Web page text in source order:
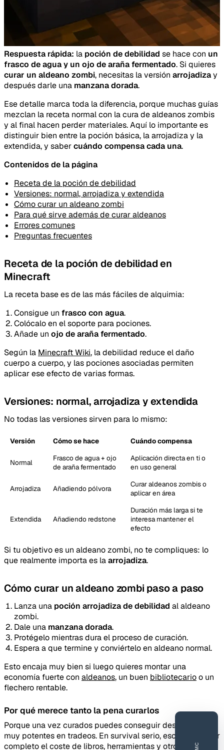
Respuesta rápida: la poción de debilidad se hace con un
frasco de agua y un ojo de araña fermentado. Si quieres
curar un aldeano zombi, necesitas la versión arrojadizay
después darle una manzana dorada.
Ese detalle marca toda la diferencia, porque muchas guías
mezclan la receta normal con la cura de aldeanos zombis
y al final hacen perder materiales. Aquí lo importante es
distinguir bien entre la poción básica, la arrojadiza y la
extendida, y sabercuándo compensa cada una.
Contenidos de la página
Receta de la poción de debilidad
Versiones: normal, arrojadiza y extendida
Cómo curar un aldeano zombi
Para qué sirve además de curar aldeanos
Errores comunes
Preguntas frecuentes
Receta de la poción de debilidad en
Minecraft
La receta base es de las más fáciles de alquimia:
Consigue un frasco con agua.
Colócalo en el soporte para pociones.
Añade un ojo de araña fermentado.
Según la Minecraft Wiki, la debilidad reduce el daño
cuerpo a cuerpo, y las pociones asociadas permiten
aplicar ese efecto de varias formas.
Versiones: normal, arrojadiza y extendida
No todas las versiones sirven para lo mismo:
Versión Cómo se hace Cuándo compensa
Normal
Frasco de agua + ojo
de araña fermentado
Aplicación directa en ti o
en uso general
Arrojadiza Añadiendo pólvora
Curar aldeanos zombis o
aplicar en área
Extendida Añadiendo redstone
Duración más larga si te
interesa mantener el
efecto
Si tu objetivo es un aldeano zombi, no te compliques: lo
que realmente importa es laarrojadiza.
Cómo curar un aldeano zombi paso a paso
Lanza una poción arrojadiza de debilidad al aldeano
zombi.
Dale una manzana dorada.
Protégelo mientras dura el proceso de curación.
Espera a que termine y conviértelo en aldeano normal.
Esto encaja muy bien si luego quieres montar una
economía fuerte con aldeanos, un buen bibliotecarioo un
flechero rentable.
Por qué merece tanto la pena curarlos
Porque una vez curados puedes conseguir descuentos
muy potentes en tradeos. En survival serio, eso cambia por
completo el coste de libros, herramientas y otros